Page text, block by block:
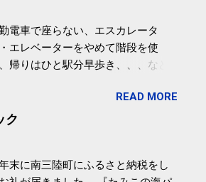
電車で座らない、エスカレータ
エレベーターをやめて階段を使
帰りはひと駅分早歩き、、、など
すい。 スポーツウェア・シューズで
ものだけが運動ではない。 食べ
と改善する、との結果を筑波大の
READ MORE
ク
末に南三陸町にふるさと納税をし